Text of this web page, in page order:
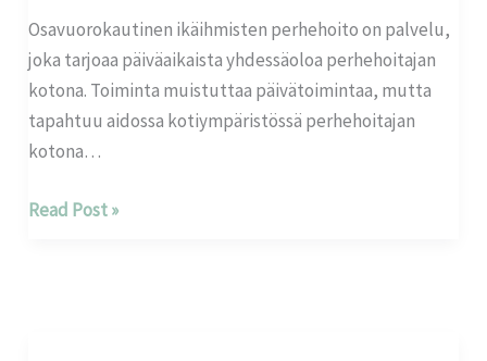
Osavuorokautinen ikäihmisten perhehoito on palvelu,
joka tarjoaa päiväaikaista yhdessäoloa perhehoitajan
kotona. Toiminta muistuttaa päivätoimintaa, mutta
tapahtuu aidossa kotiympäristössä perhehoitajan
kotona…
Read Post »